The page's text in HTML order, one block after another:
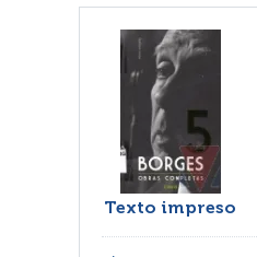
Texto impreso